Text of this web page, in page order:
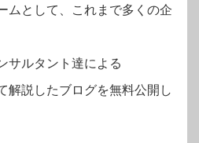
ムとして、これまで多くの企
サルタント達による
解説したブログを無料公開し